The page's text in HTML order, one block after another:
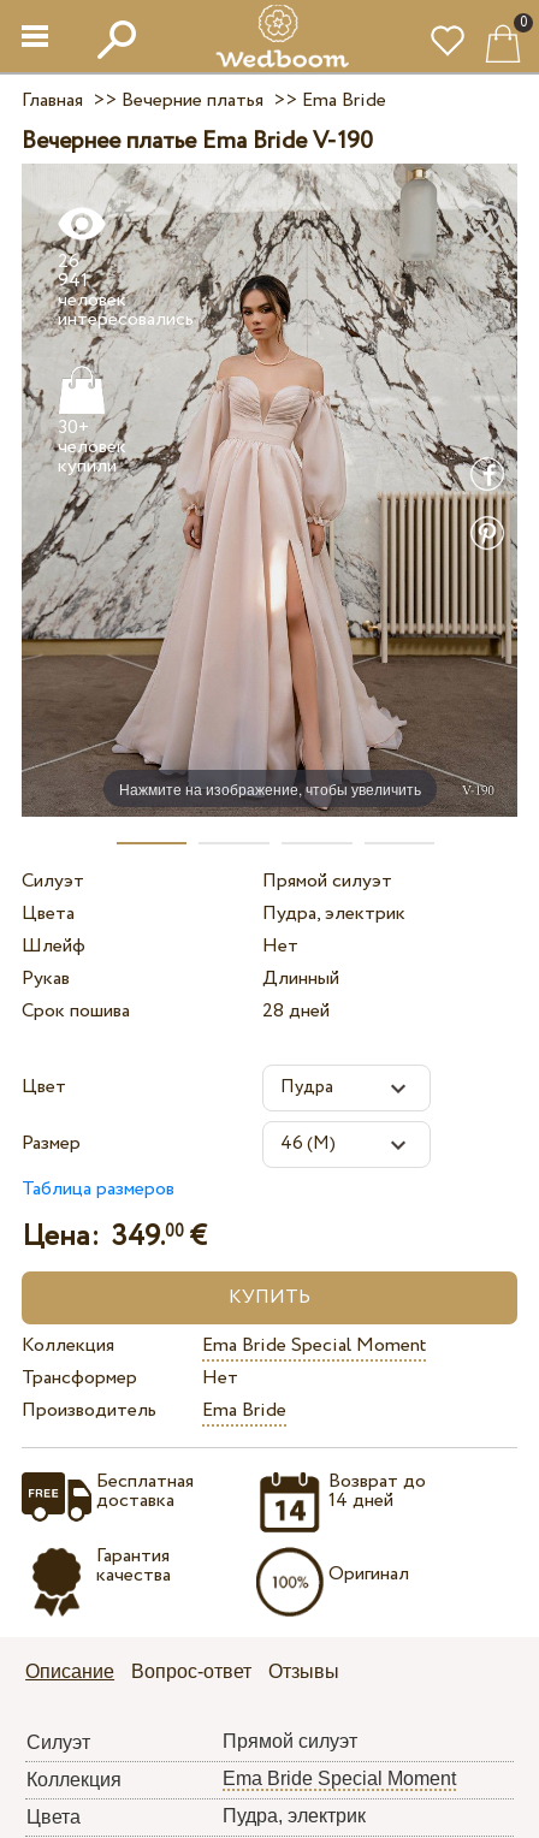
0
Главная >> Вечерние платья >> Ema Bride
Вечернее платье Ema Bride V-190
Нажмите на изображение, чтобы увеличить
26
941
человек
интересовались
30+
человек
купили
Силуэт
Прямой силуэт
Цвета
Пудра, электрик
Шлейф
Нет
Рукав
Длинный
Срок пошива
28 дней
Цвет
Размер
Таблица размеров
Цена: 349.00€
Коллекция
Ema Bride Special Moment
Трансформер
Нет
Производитель
Ema Bride
Бесплатная
доставка
Гарантия
качества
Возврат до
14 дней
Оригинал
Описание Вопрос-ответ Отзывы
Силуэт
Прямой силуэт
Коллекция
Ema Bride Special Moment
Цвета
Пудра, электрик